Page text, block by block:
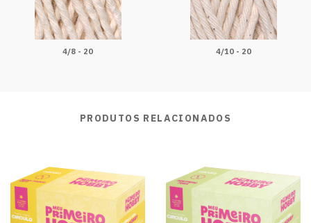
4/8 - 20 4/10 - 20
PRODUTOS RELACIONADOS